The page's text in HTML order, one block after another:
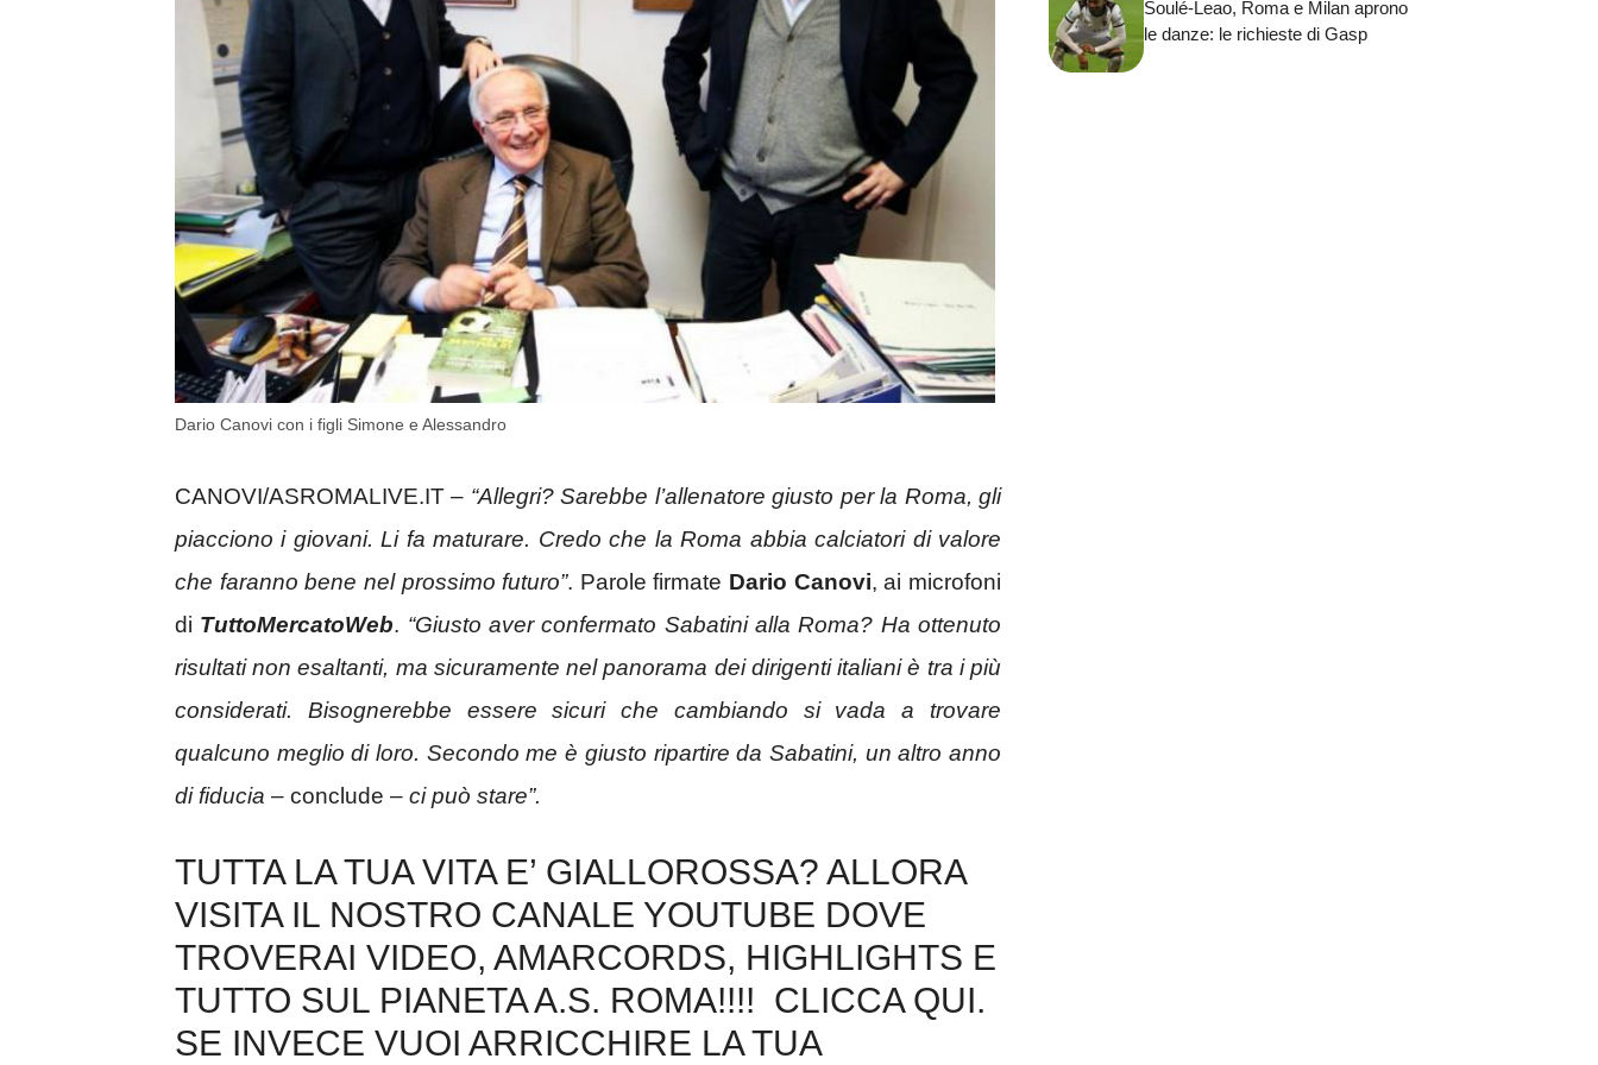
Dario Canovi con i figli Simone e Alessandro
CANOVI/ASROMALIVE.IT – “Allegri? Sarebbe l’allenatore giusto per la Roma, gli
piacciono i giovani. Li fa maturare. Credo che la Roma abbia calciatori di valore
che faranno bene nel prossimo futuro”. Parole firmate Dario Canovi, ai microfoni
di TuttoMercatoWeb. “Giusto aver confermato Sabatini alla Roma? Ha ottenuto
risultati non esaltanti, ma sicuramente nel panorama dei dirigenti italiani è tra i più
considerati. Bisognerebbe essere sicuri che cambiando si vada a trovare
qualcuno meglio di loro. Secondo me è giusto ripartire da Sabatini, un altro anno
di fiducia – conclude – ci può stare”.
TUTTA LA TUA VITA E’ GIALLOROSSA? ALLORA
VISITA IL NOSTRO CANALE YOUTUBE DOVE
TROVERAI VIDEO, AMARCORDS, HIGHLIGHTS E
TUTTO SUL PIANETA A.S. ROMA!!!! CLICCA QUI.
SE INVECE VUOI ARRICCHIRE LA TUA
Soulé-Leao, Roma e Milan aprono
le danze: le richieste di Gasp